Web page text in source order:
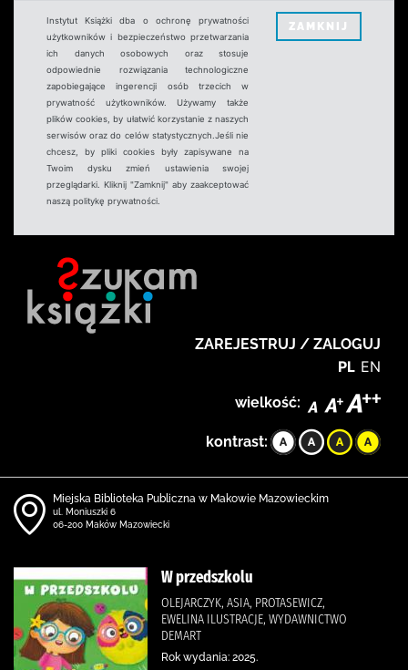
Instytut Książki dba o ochronę prywatności
użytkowników i bezpieczeństwo przetwarzania
ich danych osobowych oraz stosuje
odpowiednie rozwiązania technologiczne
zapobiegające ingerencji osób trzecich w
prywatność użytkowników. Używamy także
plików cookies, by ułatwić korzystanie z naszych
serwisów oraz do celów statystycznych.Jeśli nie
chcesz, by pliki cookies były zapisywane na
Twoim dysku zmień ustawienia swojej
przeglądarki. Kliknij "Zamknij" aby zaakceptować
naszą politykę prywatności.
ZAMKNIJ
ZAREJESTRUJ / ZALOGUJ
PL EN
wielkość:
kontrast:
Miejska Biblioteka Publiczna w Makowie Mazowieckim
ul. Moniuszki 6
06-200 Maków Mazowiecki
W przedszkolu
OLEJARCZYK, ASIA, PROTASEWICZ,
EWELINA ILUSTRACJE, WYDAWNICTWO
DEMART
Rok wydania: 2025.